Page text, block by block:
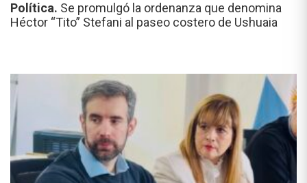
Política. Se promulgó la ordenanza que denomina
Héctor “Tito” Stefani al paseo costero de Ushuaia